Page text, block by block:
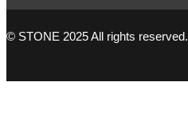
© STONE 2025 All rights reserved.